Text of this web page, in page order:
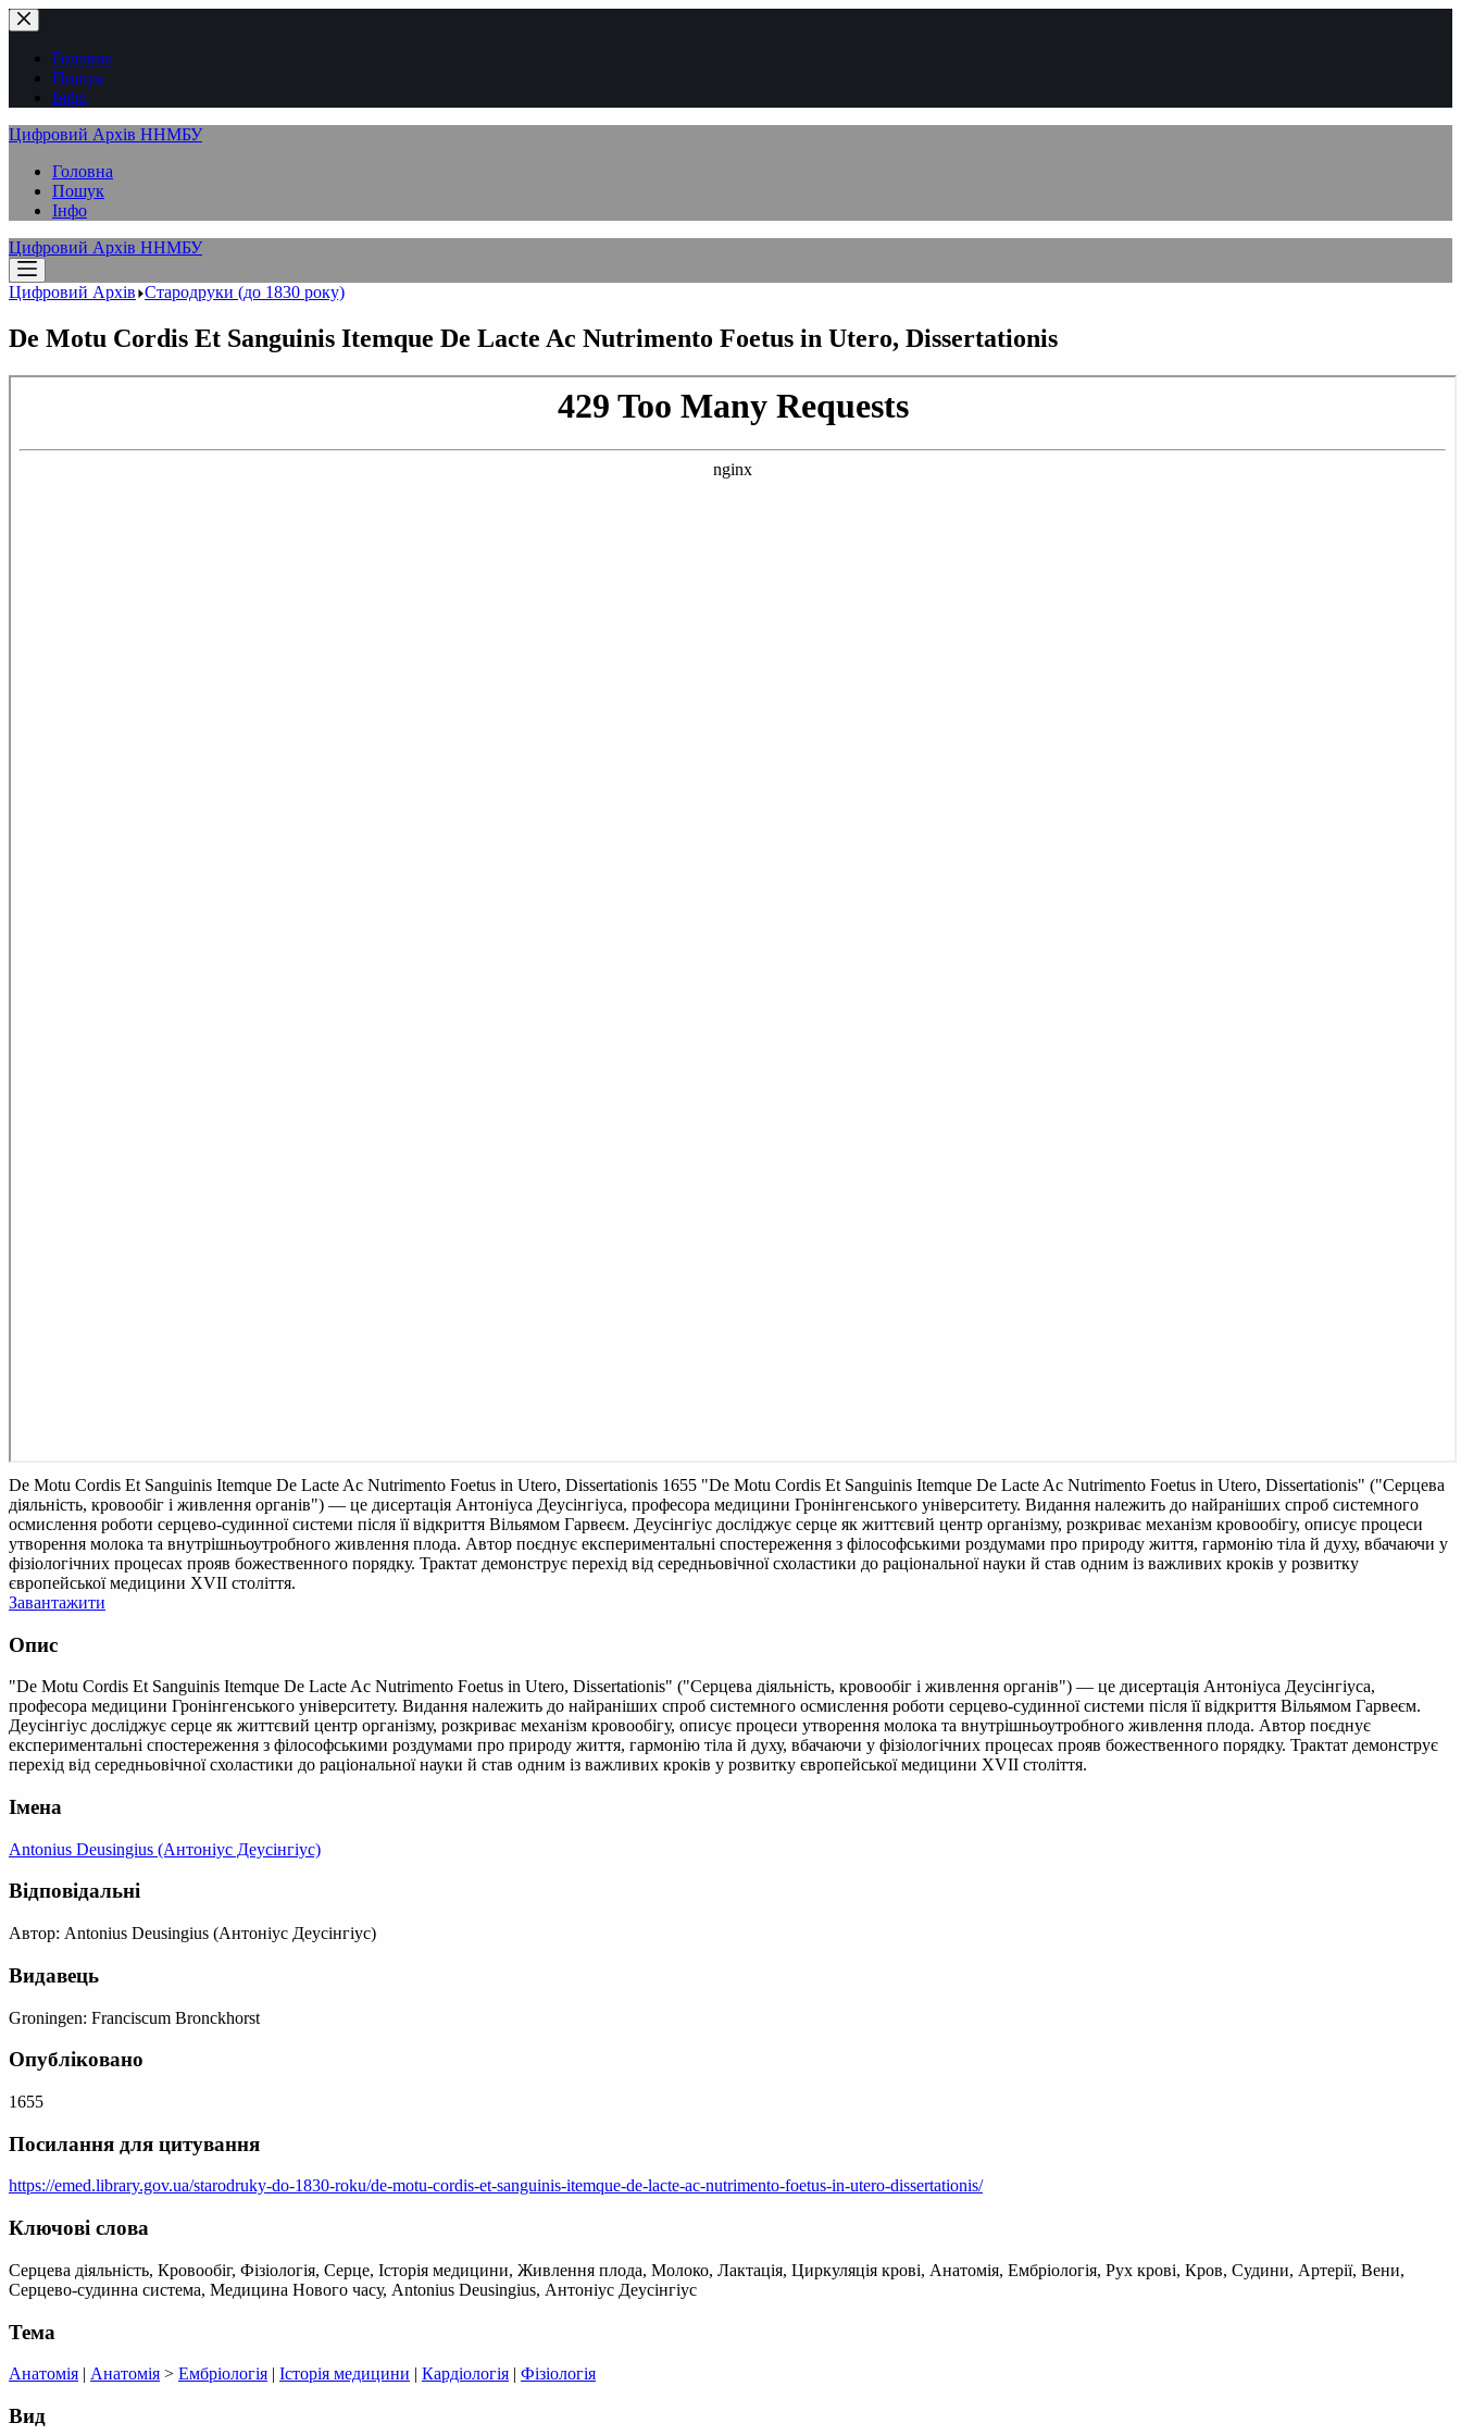
Перейти
до
вмістуГоловна
Пошук
Інфо
Цифровий Архів ННМБУ
Головна
Пошук
Інфо
Цифровий Архів ННМБУ
Цифровий Архів Стародруки (до 1830 року)
De Motu Cordis Et Sanguinis Itemque De Lacte Ac Nutrimento Foetus in Utero, Dissertationis
De Motu Cordis Et Sanguinis Itemque De Lacte Ac Nutrimento Foetus in Utero, Dissertationis 1655 "De Motu Cordis Et Sanguinis Itemque De Lacte Ac Nutrimento Foetus in Utero, Dissertationis" ("Серцева
діяльність, кровообіг і живлення органів") — це дисертація Антоніуса Деусінгіуса, професора медицини Гронінгенського університету. Видання належить до найраніших спроб системного
осмислення роботи серцево-судинної системи після її відкриття Вільямом Гарвеєм. Деусінгіус досліджує серце як життєвий центр організму, розкриває механізм кровообігу, описує процеси
утворення молока та внутрішньоутробного живлення плода. Автор поєднує експериментальні спостереження з філософськими роздумами про природу життя, гармонію тіла й духу, вбачаючи у
фізіологічних процесах прояв божественного порядку. Трактат демонструє перехід від середньовічної схоластики до раціональної науки й став одним із важливих кроків у розвитку
європейської медицини XVII століття.
Завантажити
Опис
"De Motu Cordis Et Sanguinis Itemque De Lacte Ac Nutrimento Foetus in Utero, Dissertationis" ("Серцева діяльність, кровообіг і живлення органів") — це дисертація Антоніуса Деусінгіуса,
професора медицини Гронінгенського університету. Видання належить до найраніших спроб системного осмислення роботи серцево-судинної системи після її відкриття Вільямом Гарвеєм.
Деусінгіус досліджує серце як життєвий центр організму, розкриває механізм кровообігу, описує процеси утворення молока та внутрішньоутробного живлення плода. Автор поєднує
експериментальні спостереження з філософськими роздумами про природу життя, гармонію тіла й духу, вбачаючи у фізіологічних процесах прояв божественного порядку. Трактат демонструє
перехід від середньовічної схоластики до раціональної науки й став одним із важливих кроків у розвитку європейської медицини XVII століття.
Імена
Antonius Deusingius (Антоніус Деусінгіус)
Відповідальні
Автор: Antonius Deusingius (Антоніус Деусінгіус)
Видавець
Groningen: Franciscum Bronckhorst
Опубліковано
1655
Посилання для цитування
https://emed.library.gov.ua/starodruky-do-1830-roku/de-motu-cordis-et-sanguinis-itemque-de-lacte-ac-nutrimento-foetus-in-utero-dissertationis/
Ключові слова
Серцева діяльність, Кровообіг, Фізіологія, Серце, Історія медицини, Живлення плода, Молоко, Лактація, Циркуляція крові, Анатомія, Ембріологія, Рух крові, Кров, Судини, Артерії, Вени,
Серцево-судинна система, Медицина Нового часу, Antonius Deusingius, Антоніус Деусінгіус
Тема
Анатомія | Анатомія > Ембріологія | Історія медицини | Кардіологія | Фізіологія
Вид